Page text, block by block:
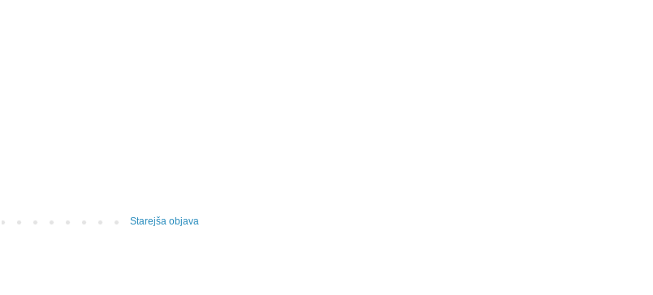
Starejša objava